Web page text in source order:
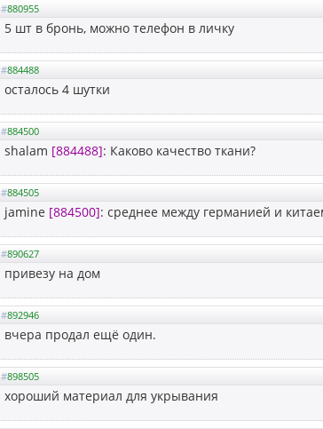
#880955
5 шт в бронь, можно телефон в личку
#884488
осталось 4 шутки
#884500
shalam [884488]: Каково качество ткани?
#884505
jamine [884500]: среднее между германией и
#890627
привезу на дом
#892946
вчера продал ещё один.
#898505
хороший материал для укрывания